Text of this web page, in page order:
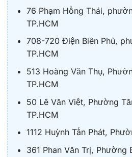
76 Phạm Hồng Thái,
TP.HCM
708-720 Điện Biên Phủ,
TP.HCM
513 Hoàng Văn Thụ,
TP.HCM
50 Lê Văn Việt, Phường
TP.HCM
1112 Huỳnh Tấn Phát,
361 Phan Văn Trị, Phường